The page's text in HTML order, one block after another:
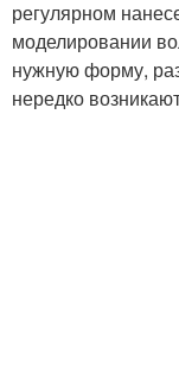
регулярном
моделировании
нужную форму,
нередко